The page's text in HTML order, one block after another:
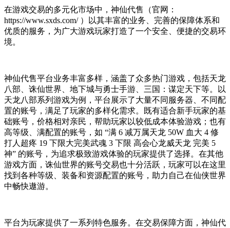
在游戏交易的多元化市场中，神仙代售（官网：
https://www.sxds.com/ ）以其丰富的业务、完善的保障体系和
优质的服务，为广大游戏玩家打造了一个安全、便捷的交易环
境。
神仙代售平台业务丰富多样，涵盖了众多热门游戏，包括天龙
八部、诛仙世界、地下城与勇士手游、三国：谋定天下等。以
天龙八部系列游戏为例，平台展示了大量不同服务器、不同配
置的账号，满足了玩家的多样化需求。既有适合新手玩家的基
础账号，价格相对亲民，帮助玩家以较低成本体验游戏；也有
高等级、满配置的账号，如 “满 6 减万属天龙 50W 血大 4 修
打人超疼 19 下限大完美武魂 3 下限 高会心龙威天龙 完美 5
神” 的账号，为追求极致游戏体验的玩家提供了选择。在其他
游戏方面，诛仙世界的账号交易也十分活跃，玩家可以在这里
找到各种等级、装备和资源配置的账号，助力自己在仙侠世界
中畅快遨游。
平台为玩家提供了一系列特色服务。在交易保障方面，神仙代